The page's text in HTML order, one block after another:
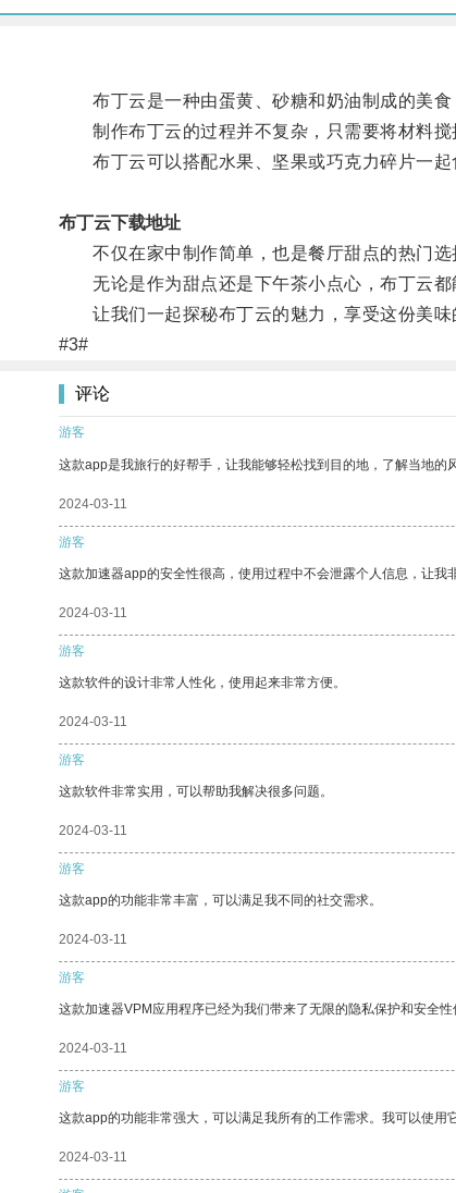
布丁云是一种由蛋黄、砂糖和奶油制成的美食
制作布丁云的过程并不复杂，只需要将材料搅
布丁云可以搭配水果、坚果或巧克力碎片一起
布丁云下载地址
不仅在家中制作简单，也是餐厅甜点的热门选
无论是作为甜点还是下午茶小点心，布丁云都
让我们一起探秘布丁云的魅力，享受这份美味
#3#
评论
游客
这款app是我旅行的好帮手，让我能够轻松找到目的地，了解当地的
2024-03-11
游客
这款加速器app的安全性很高，使用过程中不会泄露个人信息，让我
2024-03-11
游客
这款软件的设计非常人性化，使用起来非常方便。
2024-03-11
游客
这款软件非常实用，可以帮助我解决很多问题。
2024-03-11
游客
这款app的功能非常丰富，可以满足我不同的社交需求。
2024-03-11
游客
这款加速器VPM应用程序已经为我们带来了无限的隐私保护和安全性
2024-03-11
游客
这款app的功能非常强大，可以满足我所有的工作需求。我可以使用
2024-03-11